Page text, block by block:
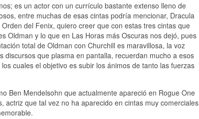
es un actor con un currículo bastante extenso lleno de
entre muchas de esas cintas podría mencionar, Dracula
del Fenix, quiero creer que con estas tres cintas que
Oldman y lo que en Las Horas más Oscuras nos dejó, pues
total de Oldman con Churchill es maravillosa, la voz
que plasma en pantalla, recuerdan mucho a esos
cuales el objetivo es subir los ánimos de tanto las fuerzas
Ben Mendelsohn que actualmente apareció en Rogue One
actriz que tal vez no ha aparecido en cintas muy comerciales